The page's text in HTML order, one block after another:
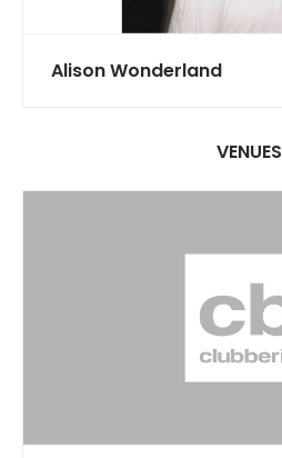
Alison Wonderland
VENUES